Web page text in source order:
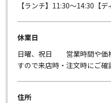
【ランチ】11:30〜14:30【
休業日
日曜、祝日 営業時間や価
すので来店時・注文時にご確
住所